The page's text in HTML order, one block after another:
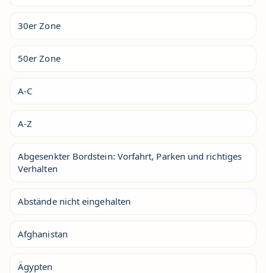
30er Zone
50er Zone
A-C
A-Z
Abgesenkter Bordstein: Vorfahrt, Parken und richtiges
Verhalten
Abstände nicht eingehalten
Afghanistan
Ägypten